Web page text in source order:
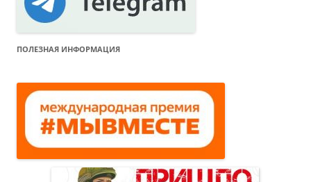
ПОЛЕЗНАЯ ИНФОРМАЦИЯ